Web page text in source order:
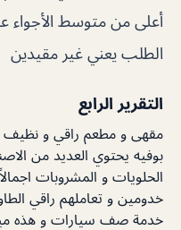
أعلى من متوسط الأجواء
الطلب يعني غير مقيدين
التقرير الرابع
مقهى و مطعم راقي و نظيف
بوفيه يحتوي العديد من
الحلويات و المشروبات
خدومين و تعاملهم راقي
خدمة صف سيارات و هذه